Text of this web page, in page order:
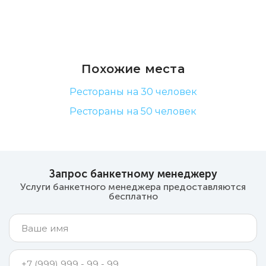
Похожие места
Рестораны на 30 человек
Рестораны на 50 человек
Запрос банкетному менеджеру
Услуги банкетного менеджера предоставляются
бесплатно